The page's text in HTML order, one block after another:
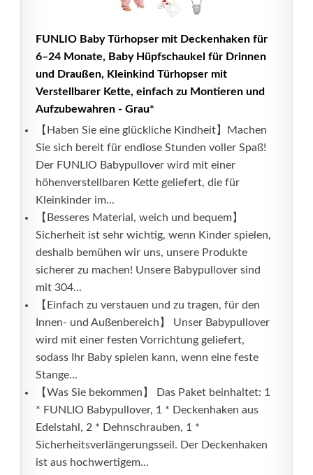
FUNLIO Baby Türhopser mit Deckenhaken für
6–24 Monate, Baby Hüpfschaukel für Drinnen
und Draußen, Kleinkind Türhopser mit
Verstellbarer Kette, einfach zu Montieren und
Aufzubewahren - Grau*
【Haben Sie eine glückliche Kindheit】Machen
Sie sich bereit für endlose Stunden voller Spaß!
Der FUNLIO Babypullover wird mit einer
höhenverstellbaren Kette geliefert, die für
Kleinkinder im...
【Besseres Material, weich und bequem】
Sicherheit ist sehr wichtig, wenn Kinder spielen,
deshalb bemühen wir uns, unsere Produkte
sicherer zu machen! Unsere Babypullover sind
mit 304...
【Einfach zu verstauen und zu tragen, für den
Innen- und Außenbereich】 Unser Babypullover
wird mit einer festen Vorrichtung geliefert,
sodass Ihr Baby spielen kann, wenn eine feste
Stange...
【Was Sie bekommen】 Das Paket beinhaltet: 1
* FUNLIO Babypullover, 1 * Deckenhaken aus
Edelstahl, 2 * Dehnschrauben, 1 *
Sicherheitsverlängerungsseil. Der Deckenhaken
ist aus hochwertigem...